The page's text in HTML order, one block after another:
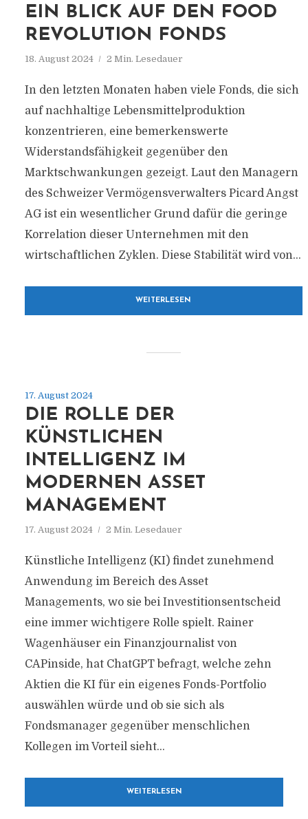
EIN BLICK AUF DEN FOOD
REVOLUTION FONDS
18. August 2024 2 Min. Lesedauer
In den letzten Monaten haben viele Fonds, die sich
auf nachhaltige Lebensmittelproduktion
konzentrieren, eine bemerkenswerte
Widerstandsfähigkeit gegenüber den
Marktschwankungen gezeigt. Laut den Managern
des Schweizer Vermögensverwalters Picard Angst
AG ist ein wesentlicher Grund dafür die geringe
Korrelation dieser Unternehmen mit den
wirtschaftlichen Zyklen. Diese Stabilität wird von...
WEITERLESEN
17. August 2024
DIE ROLLE DER
KÜNSTLICHEN
INTELLIGENZ IM
MODERNEN ASSET
MANAGEMENT
17. August 2024 2 Min. Lesedauer
Künstliche Intelligenz (KI) findet zunehmend
Anwendung im Bereich des Asset
Managements, wo sie bei Investitionsentscheid
eine immer wichtigere Rolle spielt. Rainer
Wagenhäuser ein Finanzjournalist von
CAPinside, hat ChatGPT befragt, welche zehn
Aktien die KI für ein eigenes Fonds-Portfolio
auswählen würde und ob sie sich als
Fondsmanager gegenüber menschlichen
Kollegen im Vorteil sieht...
WEITERLESEN